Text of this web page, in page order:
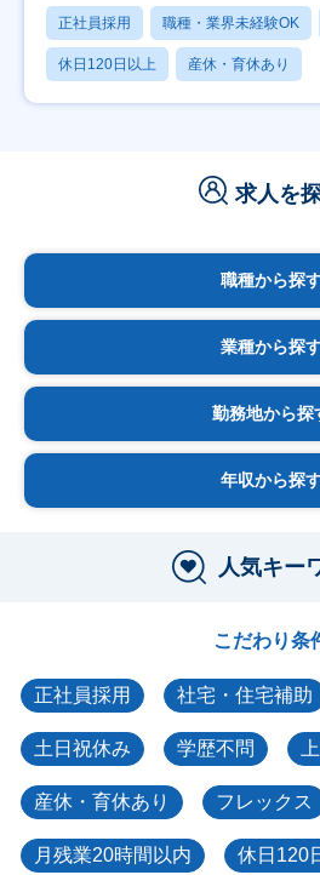
正社員採用 職種・業界未経験OK
休日120日以上 産休・育休あり
求人を
職種から探
業種から探
勤務地から探
年収から探
人気キー
こだわり条
正社員採用 社宅・住宅補助
土日祝休み 学歴不問
産休・育休あり フレックス
月残業20時間以内 休日120